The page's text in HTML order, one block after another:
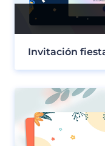
Invitación